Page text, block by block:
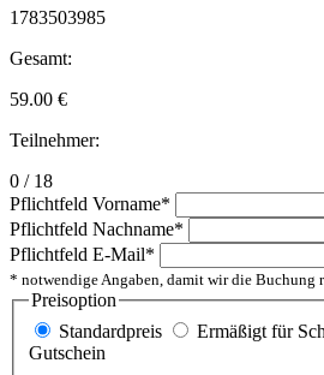
1783503985
Gesamt:
59.00 €
Teilnehmer:
0 / 18
Pflichtfeld Vorname*
Pflichtfeld Nachname*
Pflichtfeld E-Mail*
* notwendige Angaben, damit wir die Buchung
Preisoption
Standardpreis
Ermäßigt für
Gutschein